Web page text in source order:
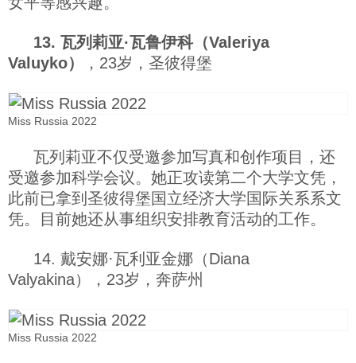
13. 瓦列莉亚·瓦鲁伊科（Valeriya
Valuyko）
，23岁，圣彼得堡
Miss Russia 2022
瓦列莉亚不仅受邀参加写真和创作项目，还
受邀参加科学会议。她正攻读第二个大学文凭，
此前已拿到圣彼得堡国立经济大学国际关系系文
凭。目前她还从事组织安排教育活动的工作。
14. 戴安娜·瓦利亚金娜（Diana
Valyakina），23岁，奔萨州
Miss Russia 2022